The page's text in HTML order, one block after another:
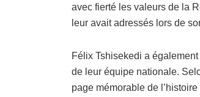
avec fierté les valeurs de la
leur avait adressés lors de
Félix Tshisekedi a
de leur équipe nationale.
page mémorable de